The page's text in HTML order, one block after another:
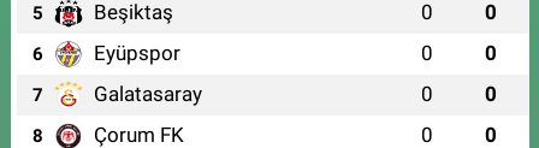
5 Beşiktaş 0 0
6 Eyüpspor 0 0
7 Galatasaray 0 0
8 Çorum FK 0 0